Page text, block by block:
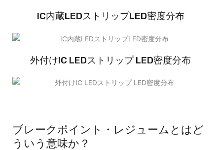
IC内蔵LEDストリップLED密度分布
外付けIC LEDストリップ LED密度分布
ブレークポイント・レジュームとはど
ういう意味か？